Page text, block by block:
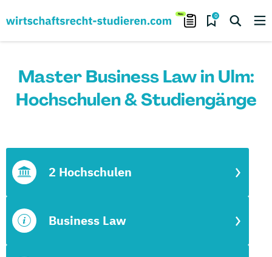
0
Master Business Law in Ulm:
Hochschulen & Studiengänge
Business Law
2 Hochschulen